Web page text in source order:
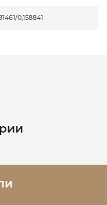
0,158841